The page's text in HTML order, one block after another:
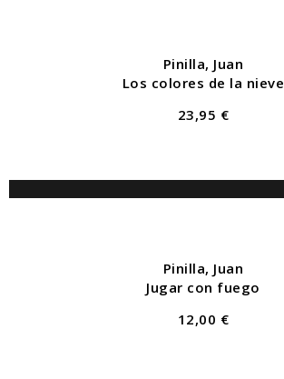
Pinilla, Juan
Los colores de la nieve
23,95 €
Pinilla, Juan
Jugar con fuego
12,00 €